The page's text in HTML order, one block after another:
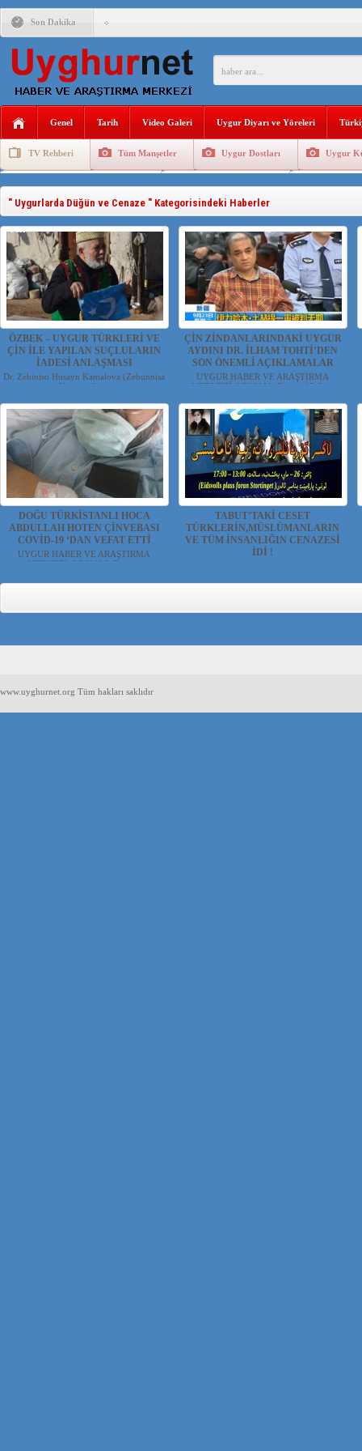
Son Dakika
PAKİSTAN,AFGANİSTAN’DA YAŞAYAN UYGURLARA
150 YILDIR KAYNAYAN YARAMIZ : ÇİN İŞGALİNDEKİ
ÇİN’İN UYGUR POLİTİKALARINI ÖVEN DİYANET
Genel Tarih Video Galeri Uygur Diyarı ve Yöreleri
TV Rehberi Tüm Manşetler Uygur Dostları Uygur
Uygurlarda Düğün ve Cenaze Uygur Geleneksel Tip Uygur
" Uygurlarda Düğün ve Cenaze " Kategorisindeki Haberler
ÖZBEK – UYGUR TÜRKLERİ VE
ÇİN İLE YAPILAN SUÇLULARIN
İADESİ ANLAŞMASI
Dr. Zebiniso Husayn Kamalova (Zebunnisa
Hüseyin Ke...
ÇİN ZİNDANLARINDAKİ UYGUR
AYDINI DR. İLHAM TOHTİ’DEN
SON ÖNEMLİ AÇIKLAMALAR
UYGUR HABER VE ARAŞTIRMA
MERKEZİ (UYHAM) Bugün 15 Oc...
DOĞU TÜRKİSTANLI HOCA
ABDULLAH HOTEN ÇİNVEBASI
COVİD-19 ‘DAN VEFAT ETTİ
UYGUR HABER VE ARAŞTIRMA
MERKEZİ (UYHAM) Doğu...
TABUT’TAKİ CESET
TÜRKLERİN,MÜSLÜMANLARIN
VE TÜM İNSANLIĞIN CENAZESİ
İDİ !
www.uyghurnet.org Tüm hakları saklıdır